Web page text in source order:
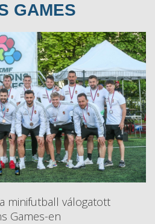
GAMES
minifutball válogatott
Games-en